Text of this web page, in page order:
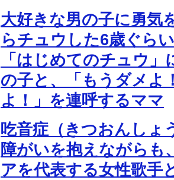
大好きな男の子に勇気
らチュウした6歳ぐら
「はじめてのチュウ」
の子と、「もうダメよ
よ！」を連呼するママ
吃音症（きつおんしょ
障がいを抱えながらも
アを代表する女性歌手